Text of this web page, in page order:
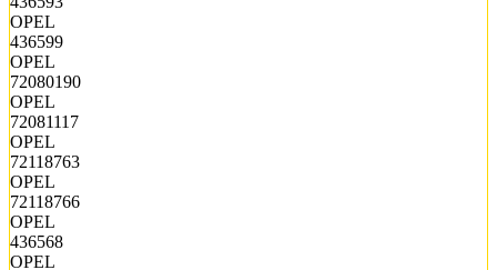
OPEL
436599
OPEL
72080190
OPEL
72081117
OPEL
72118763
OPEL
72118766
OPEL
436568
OPEL